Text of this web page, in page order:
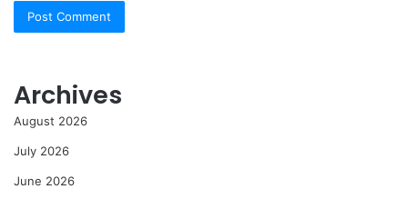
Archives
August 2026
July 2026
June 2026